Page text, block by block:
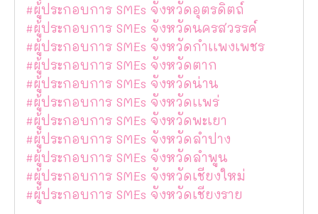
#ผู้ประกอบการ SMEs จังหวัดอุตรดิตถ์
#ผู้ประกอบการ SMEs จังหวัดนครสวรรค์
#ผู้ประกอบการ SMEs จังหวัดกำเเพงเพชร
#ผู้ประกอบการ SMEs จังหวัดตาก
#ผู้ประกอบการ SMEs จังหวัดน่าน
#ผู้ประกอบการ SMEs จังหวัดเเพร่
#ผู้ประกอบการ SMEs จังหวัดพะเยา
#ผู้ประกอบการ SMEs จังหวัดลำปาง
#ผู้ประกอบการ SMEs จังหวัดลำพูน
#ผู้ประกอบการ SMEs จังหวัดเชียงใหม่
#ผู้ประกอบการ SMEs จังหวัดเชียงราย